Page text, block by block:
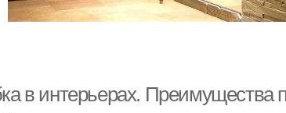
в интерьерах. Преимущества